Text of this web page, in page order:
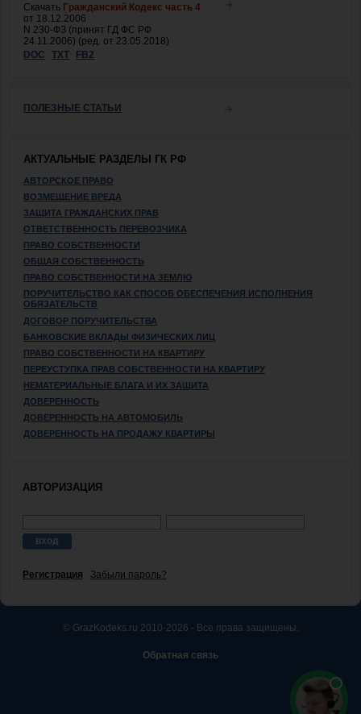
Скачать Гражданский Кодекс часть 4
от 18.12.2006
N 230-ФЗ (принят ГД ФС РФ
24.11.2006) (ред. от 23.05.2018)
DOC
TXT FB2
ПОЛЕЗНЫЕ СТАТЬИ
АКТУАЛЬНЫЕ РАЗДЕЛЫ ГК РФ
АВТОРСКОЕ ПРАВО
ВОЗМЕЩЕНИЕ ВРЕДА
ЗАЩИТА ГРАЖДАНСКИХ ПРАВ
ОТВЕТСТВЕННОСТЬ ПЕРЕВОЗЧИКА
ПРАВО СОБСТВЕННОСТИ
ОБЩАЯ СОБСТВЕННОСТЬ
ПРАВО СОБСТВЕННОСТИ НА ЗЕМЛЮ
ПОРУЧИТЕЛЬСТВО КАК СПОСОБ ОБЕСПЕЧЕНИЯ ИСПОЛНЕНИЯ
ОБЯЗАТЕЛЬСТВ
ДОГОВОР ПОРУЧИТЕЛЬСТВА
БАНКОВСКИЕ ВКЛАДЫ ФИЗИЧЕСКИХ ЛИЦ
ПРАВО СОБСТВЕННОСТИ НА КВАРТИРУ
ПЕРЕУСТУПКА ПРАВ СОБСТВЕННОСТИ НА КВАРТИРУ
НЕМАТЕРИАЛЬНЫЕ БЛАГА И ИХ ЗАЩИТА
ДОВЕРЕННОСТЬ
ДОВЕРЕННОСТЬ НА АВТОМОБИЛЬ
ДОВЕРЕННОСТЬ НА ПРОДАЖУ КВАРТИРЫ
АВТОРИЗАЦИЯ
Регистрация Забыли пароль?
© GrazKodeks.ru 2010-2026 - Все права защищены.
Обратная связь